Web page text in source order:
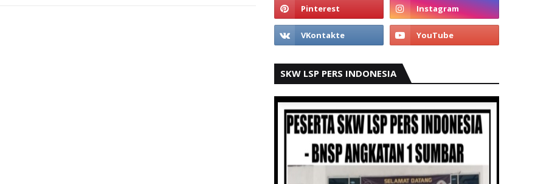
SKW LSP PERS INDONESIA